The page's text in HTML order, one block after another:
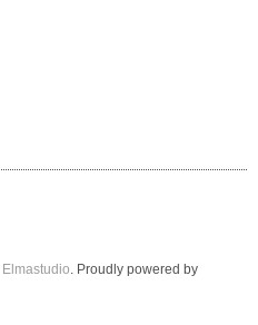
Elmastudio . Proudly powered by